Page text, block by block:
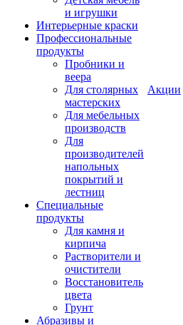
и игрушки
Интерьерные краски
Профессиональные
продукты
Пробники и
веера
Для столярных
мастерских
Для мебельных
производств
Для
производителей
напольных
покрытий и
лестниц
Специальные
продукты
Для камня и
кирпича
Растворители и
очистители
Восстановитель
цвета
Грунт
Абразивы и
Акции